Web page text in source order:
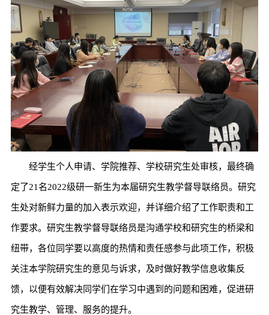
经学生个人申请、学院推荐、学校研究生处审核，最终确
定了21名2022级研一新生为本届研究生教学督导联络员。研究
生处对新鲜力量的加入表示欢迎，并详细介绍了工作职责和工
作要求。研究生教学督导联络员是沟通学校和研究生的桥梁和
纽带，各位同学要以高度的热情和责任感参与此项工作，积极
关注本学院研究生的意见与诉求，及时做好教学信息收集反
馈，以便有效解决同学们在学习中遇到的问题和困难，促进研
究生教学、管理、服务的提升。